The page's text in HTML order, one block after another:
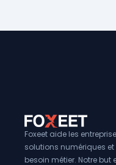
Foxeet aide les
solutions numériques
besoin métier. Notre